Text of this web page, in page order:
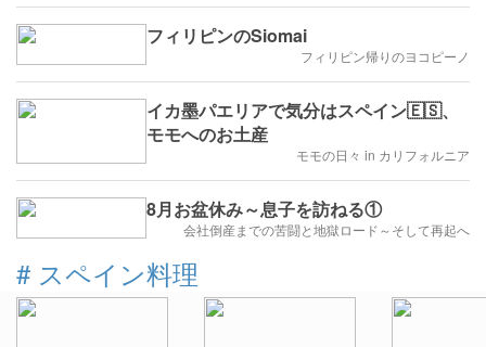
フィリピンのSiomai
フィリピン帰りのヨコピーノ
イカ墨パエリアで気分はスペイン🇪🇸、
モモへのお土産
モモの日々 in カリフォルニア
8月お盆休み～息子を訪ねる①
会社倒産までの苦闘と地獄ロード～そして再起へ
# スペイン料理